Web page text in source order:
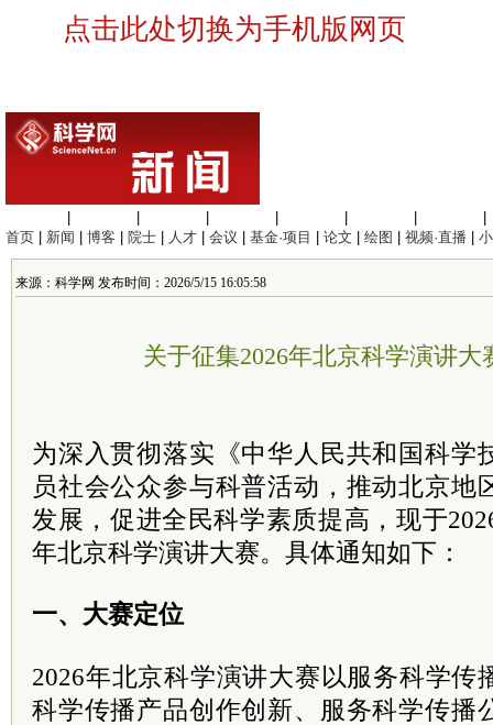
点击此处切换为手机版网页
首页
新闻 博客 院士 人才 会议 基金·项目 论文 绘图 视频·直播
来源：科学网 发布时间：2026/5/15 16:05:58
关于征集2026年北京科学演讲大
为深入贯彻落实《中华人民共和国科学
员社会公众参与科普活动，推动北京地
发展，促进全民科学素质提高，现于
年北京科学演讲大赛。具体通知如下：
一、大赛定位
2026年北京科学演讲大赛以服务科学传
科学传播产品创作创新、服务科学传播